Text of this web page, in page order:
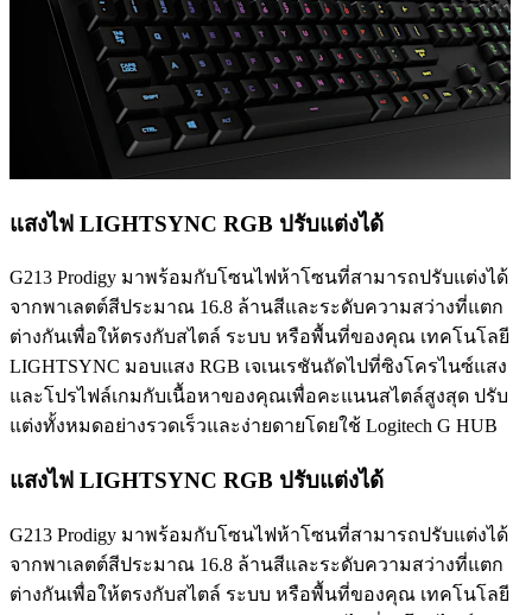
แสงไฟ LIGHTSYNC RGB ปรับแต่งได้
G213 Prodigy มาพร้อมกับโซนไฟห้าโซนที่สามารถปรับแต่งได้
จากพาเลตต์สีประมาณ 16.8 ล้านสีและระดับความสว่างที่แตก
ต่างกันเพื่อให้ตรงกับสไตล์ ระบบ หรือพื้นที่ของคุณ เทคโนโลยี
LIGHTSYNC มอบแสง RGB เจเนเรชันถัดไปที่ซิงโครไนซ์แสง
และโปรไฟล์เกมกับเนื้อหาของคุณเพื่อคะแนนสไตล์สูงสุด ปรับ
แต่งทั้งหมดอย่างรวดเร็วและง่ายดายโดยใช้ Logitech G HUB
แสงไฟ LIGHTSYNC RGB ปรับแต่งได้
G213 Prodigy มาพร้อมกับโซนไฟห้าโซนที่สามารถปรับแต่งได้
จากพาเลตต์สีประมาณ 16.8 ล้านสีและระดับความสว่างที่แตก
ต่างกันเพื่อให้ตรงกับสไตล์ ระบบ หรือพื้นที่ของคุณ เทคโนโลยี